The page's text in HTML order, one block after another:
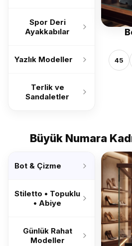
Spor Deri
Ayakkabılar
Yazlık Modeller
Terlik ve
Sandaletler
45
Büyük Numara
Bot & Çizme
Stiletto • Topuklu
• Abiye
Günlük Rahat
Modeller